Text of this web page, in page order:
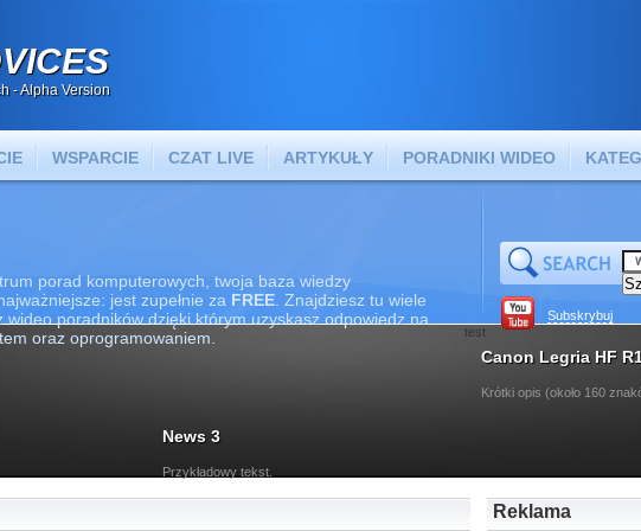
- Alpha Version
WSPARCIE CZAT LIVE ARTYKUŁY PORADNIKI WIDEO
porad komputerowych, twoja baza wiedzy
jest zupełnie za FREE . Znajdziesz tu wiele
wideo poradników dzięki którym uzyskasz odpowiedz na
oraz oprogramowaniem.
Subskrybuj
test
Canon Legria HF
Krótki opis (około 160
News 3
Przykładowy tekst.
Reklama